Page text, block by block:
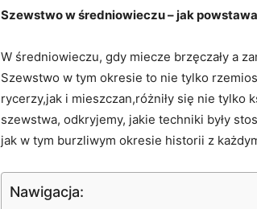
Szewstwo w średniowieczu – jak
W⁤ średniowieczu, ⁢gdy miecze brzęczały a
Szewstwo w ⁢tym okresie to ⁣nie tylko
rycerzy,jak i mieszczan,różniły ‌się nie tylko
szewstwa, odkryjemy, jakie⁣ techniki były
jak w tym burzliwym okresie historii z
Nawigacja: